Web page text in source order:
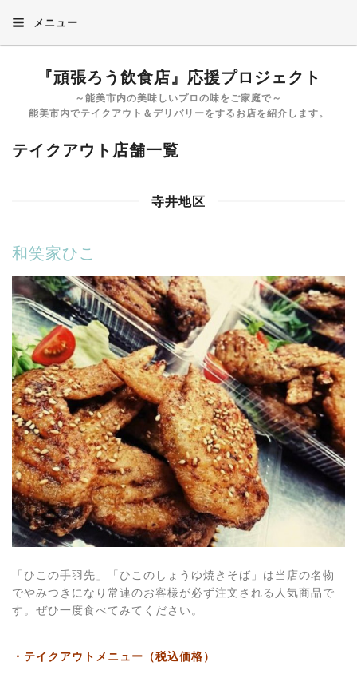
メニュー
『頑張ろう飲食店』応援プロジェクト
～能美市内の美味しいプロの味をご家庭で～
能美市内でテイクアウト＆デリバリーをするお店を紹介します。
テイクアウト店舗一覧
寺井地区
和笑家ひこ
「ひこの手羽先」「ひこのしょうゆ焼きそば」は当店の名物
でやみつきになり常連のお客様が必ず注文される人気商品で
す。ぜひ一度食べてみてください。
・テイクアウトメニュー（税込価格）